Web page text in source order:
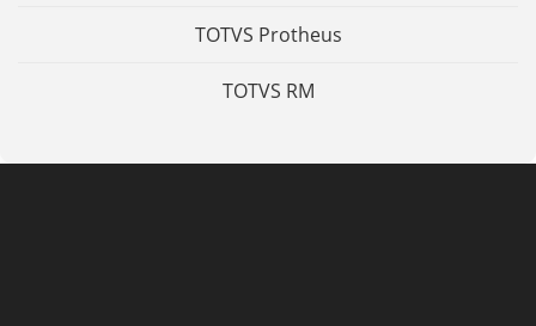
TOTVS Protheus
TOTVS RM